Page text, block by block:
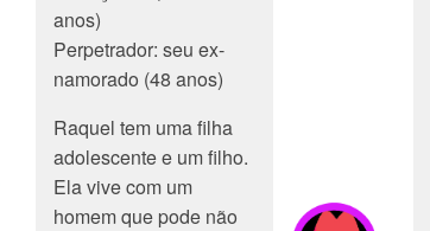
anos)
Perpetrador: seu ex-
namorado (48 anos)
Raquel tem uma filha
adolescente e um filho.
Ela vive com um
homem que pode não